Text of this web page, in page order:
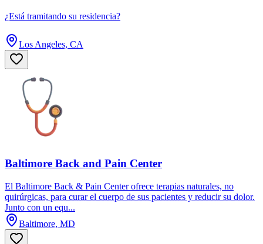
¿Está tramitando su residencia?
Los Angeles, CA
Baltimore Back and Pain Center
El Baltimore Back & Pain Center ofrece terapias naturales, no
quirúrgicas, para curar el cuerpo de sus pacientes y reducir su dolor.
Junto con un equ...
Baltimore, MD